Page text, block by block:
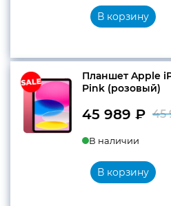
В корзину
Планшет Apple
Pink (розовый)
45
45 989 ₽
В наличии
В корзину